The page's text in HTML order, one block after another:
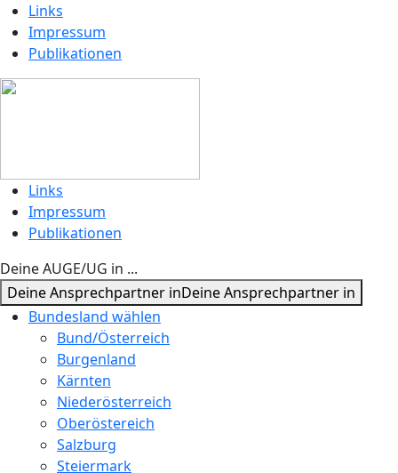
Links
Impressum
Publikationen
Links
Impressum
Publikationen
Deine AUGE/UG in ...
Deine Ansprechpartner inDeine Ansprechpartner in
Bundesland wählen
Bund/Österreich
Burgenland
Kärnten
Niederösterreich
Oberöstereich
Salzburg
Steiermark